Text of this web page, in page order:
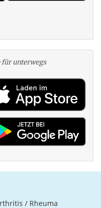
für unterwegs
/ Rheuma